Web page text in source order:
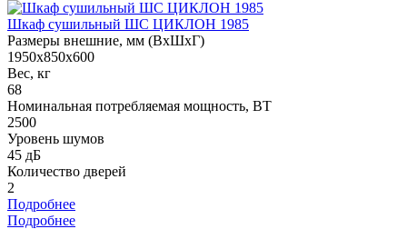
Шкаф сушильный ШС ЦИКЛОН 1985
Размеры внешние, мм (ВхШхГ)
1950x850x600
Вес, кг
68
Номинальная потребляемая мощность, ВТ
2500
Уровень шумов
45 дБ
Количество дверей
2
Подробнее
Подробнее